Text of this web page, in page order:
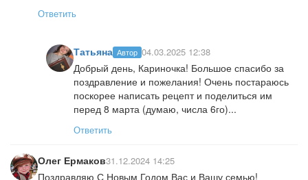
Ответить
Татьяна Автор 04.03.2025 12:38
Добрый день, Кариночка! Большое спасибо за
поздравление и пожелания! Очень постараюсь
поскорее написать рецепт и поделиться им
перед 8 марта (думаю, числа 6го)...
Ответить
Олег Ермаков31.12.2024 14:25
Поздравляю С Новым Годом Вас и Вашу семью!